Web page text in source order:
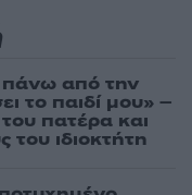
πάνω από την
το παιδί μου» –
πατέρα και
του ιδιοκτήτη